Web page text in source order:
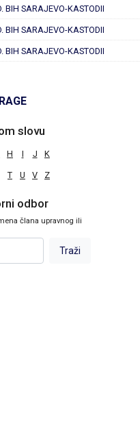
BIH SARAJEVO-KASTODII
BIH SARAJEVO-KASTODII
BIH SARAJEVO-KASTODII
slovu
H I J K
T U V Z
odbor
člana upravnog ili